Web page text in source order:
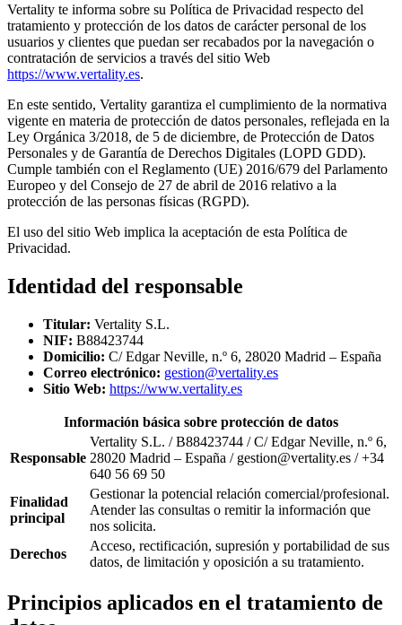
Vertality te informa sobre su Política de Privacidad respecto del
tratamiento y protección de los datos de carácter personal de los
usuarios y clientes que puedan ser recabados por la navegación o
contratación de servicios a través del sitio Web
https://www.vertality.es.
En este sentido, Vertality garantiza el cumplimiento de la normativa
vigente en materia de protección de datos personales, reflejada en la
Ley Orgánica 3/2018, de 5 de diciembre, de Protección de Datos
Personales y de Garantía de Derechos Digitales (LOPD GDD).
Cumple también con el Reglamento (UE) 2016/679 del Parlamento
Europeo y del Consejo de 27 de abril de 2016 relativo a la
protección de las personas físicas (RGPD).
El uso del sitio Web implica la aceptación de esta Política de
Privacidad.
Identidad del responsable
Titular: Vertality S.L.
NIF: B88423744
Domicilio: C/ Edgar Neville, n.º 6, 28020 Madrid – España
Correo electrónico: gestion@vertality.es
Sitio Web: https://www.vertality.es
Información básica sobre protección de datos
Responsable
Vertality S.L. / B88423744 / C/ Edgar Neville, n.º 6,
28020 Madrid – España / gestion@vertality.es / +34
640 56 69 50
Finalidad
principal
Gestionar la potencial relación comercial/profesional.
Atender las consultas o remitir la información que
nos solicita.
Derechos
Acceso, rectificación, supresión y portabilidad de sus
datos, de limitación y oposición a su tratamiento.
Principios aplicados en el tratamiento de